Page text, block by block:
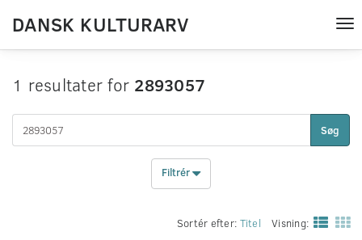
DANSK KULTURARV
1 resultater for 2893057
Søg
Filtrér
Sortér efter: Titel Visning: